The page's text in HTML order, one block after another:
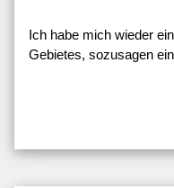
Ich habe mich wieder
Gebietes, sozusagen